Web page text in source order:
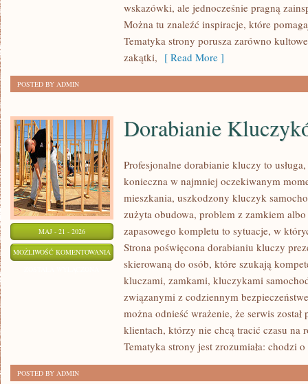
wskazówki, ale jednocześnie pragną
Można tu znaleźć inspiracje, które
Tematyka strony porusza zarówno
zakątki, [ Read More ]
POSTED BY ADMIN
MAJ - 21 - 2026
MOŻLIWOŚĆ KOMENTOWANIA DORABIANIE
KLUCZYKÓW
Dorabianie
Profesjonalne dorabianie kluczy to
konieczna w najmniej oczekiwanym
mieszkania, uszkodzony kluczyk
zużyta obudowa, problem z zamkiem
zapasowego kompletu to sytuacje, w
Strona poświęcona dorabianiu kluczy
skierowaną do osób, które szukają
kluczami, zamkami, kluczykami
związanymi z codziennym
można odnieść wrażenie, że serwis
klientach, którzy nie chcą tracić czasu na
Tematyka strony jest zrozumiała: chodzi
POSTED BY ADMIN